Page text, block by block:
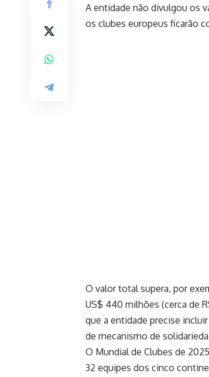
A entidade não divulgou os
os clubes europeus ficarão
O valor total supera, por
US$ 440 milhões (cerca de
que a entidade precise
de mecanismo de
O Mundial de Clubes de
32 equipes dos cinco